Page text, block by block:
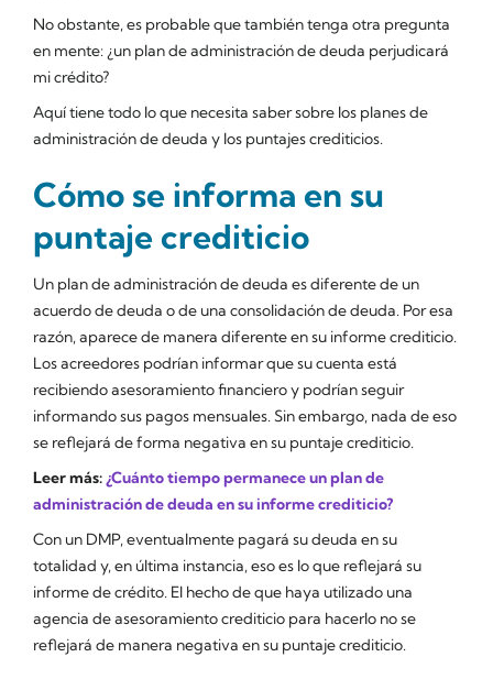
No obstante, es probable que también tenga otra pregunta
en mente: ¿un plan de administración de deuda perjudicará
mi crédito?
Aquí tiene todo lo que necesita saber sobre los planes de
administración de deuda y los puntajes crediticios.
Cómo se informa en su
puntaje crediticio
Un plan de administración de deuda es diferente de un
acuerdo de deuda o de una consolidación de deuda. Por esa
razón, aparece de manera diferente en su informe crediticio.
Los acreedores podrían informar que su cuenta está
recibiendo asesoramiento financiero y podrían seguir
informando sus pagos mensuales. Sin embargo, nada de eso
se reflejará de forma negativa en su puntaje crediticio.
Leer más: ¿Cuánto tiempo permanece un plan de
administración de deuda en su informe crediticio?
Con un DMP, eventualmente pagará su deuda en su
totalidad y, en última instancia, eso es lo que reflejará su
informe de crédito. El hecho de que haya utilizado una
agencia de asesoramiento crediticio para hacerlo no se
reflejará de manera negativa en su puntaje crediticio.